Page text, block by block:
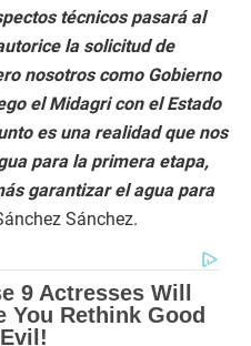
técnicos pasará al
la solicitud de
nosotros como Gobierno
el Midagri con el Estado
es una realidad que nos
para la primera etapa,
garantizar el agua para
Sánchez.